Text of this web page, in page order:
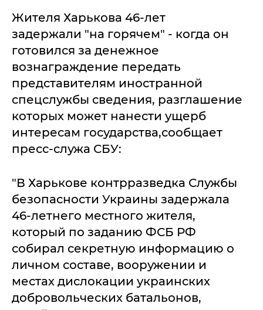
Жителя Харькова 46-лет
задержали "на горячем" - когда он
готовился за денежное
вознаграждение передать
представителям иностранной
спецслужбы сведения, разглашение
которых может нанести ущерб
интересам государства,сообщает
пресс-служа СБУ:
"В Харькове контрразведка Службы
безопасности Украины задержала
46-летнего местного жителя,
который по заданию ФСБ РФ
собирал секретную информацию о
личном составе, вооружении и
местах дислокации украинских
добровольческих батальонов,